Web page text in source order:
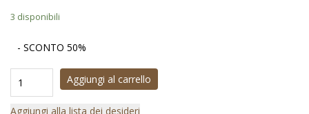
3 disponibili
- SCONTO 50%
Aggiungi al carrello
Aggiungi alla lista dei desideri